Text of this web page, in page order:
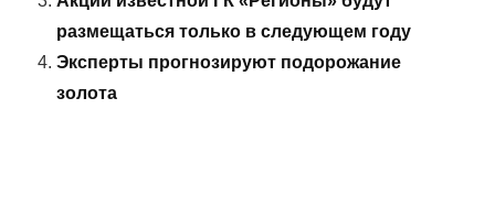
размещаться только в следующем году
Эксперты прогнозируют подорожание
золота